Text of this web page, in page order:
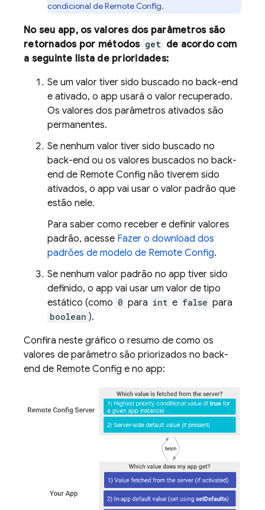
condicional deRemote Config.
No seu app, os valores dos parâmetros são
retornados por métodos get de acordo com
a seguinte lista de prioridades:
Se um valor tiver sido buscado no back-end
e ativado, o app usará o valor recuperado.
Os valores dos parâmetros ativados são
permanentes.
Se nenhum valor tiver sido buscado no
back-end ou os valores buscados no back-
end de Remote Config não tiverem sido
ativados, o app vai usar o valor padrão que
estão nele.
Para saber como receber e definir valores
padrão, acesse Fazer o download dos
padrões de modelo de Remote Config.
Se nenhum valor padrão no app tiver sido
definido, o app vai usar um valor de tipo
estático (como 0 para int e false para
boolean ).
Confira neste gráfico o resumo de como os
valores de parâmetro são priorizados no back-
end de Remote Config e no app: